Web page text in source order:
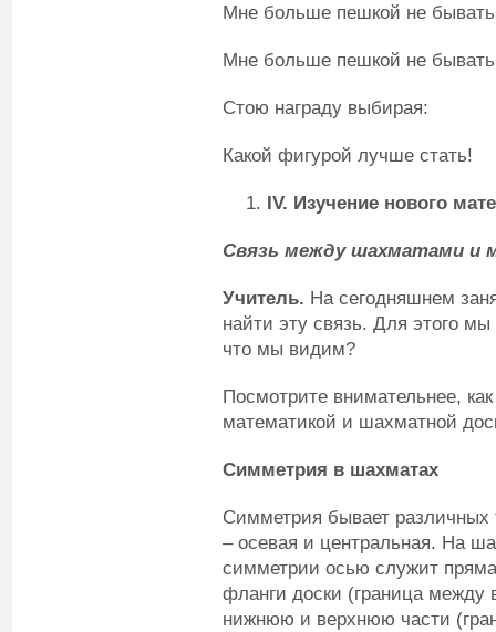
Мне больше пешкой не
Мне больше пешкой не
Стою награду выбирая:
Какой фигурой лучше стать!
IV. Изучение нового
Связь между шахматами и
Учитель. На сегодняшнем
найти эту связь. Для этого
что мы видим?
Посмотрите внимательнее,
математикой и шахматной
Симметрия в шахматах
Симметрия бывает различных
– осевая и центральная. На
симметрии осью служит
фланги доски (граница между
нижнюю и верхнюю части